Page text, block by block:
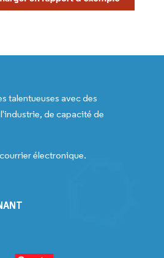
talentueuses avec des
de capacité de
électronique.